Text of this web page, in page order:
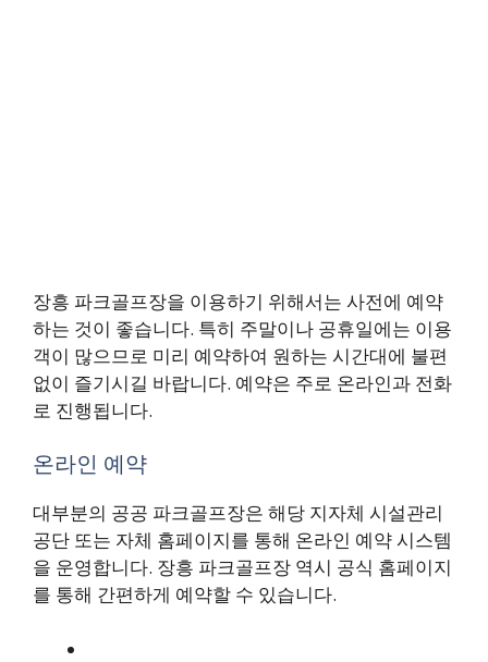
장흥 파크골프장을 이용하기 위해서는 사전에 예약
하는 것이 좋습니다. 특히 주말이나 공휴일에는 이용
객이 많으므로 미리 예약하여 원하는 시간대에 불편
없이 즐기시길 바랍니다. 예약은 주로 온라인과 전화
로 진행됩니다.
온라인 예약
대부분의 공공 파크골프장은 해당 지자체 시설관리
공단 또는 자체 홈페이지를 통해 온라인 예약 시스템
을 운영합니다. 장흥 파크골프장 역시 공식 홈페이지
를 통해 간편하게 예약할 수 있습니다.